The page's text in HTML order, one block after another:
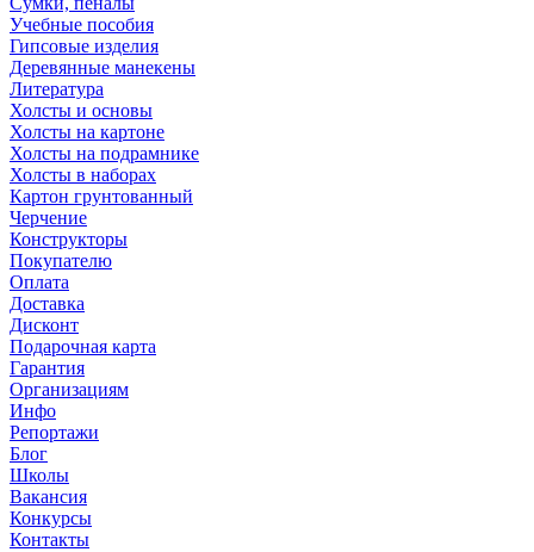
Учебные пособия
Гипсовые изделия
Деревянные манекены
Литература
Холсты и основы
Холсты на картоне
Холсты на подрамнике
Холсты в наборах
Картон грунтованный
Черчение
Конструкторы
Покупателю
Оплата
Доставка
Дисконт
Подарочная карта
Гарантия
Организациям
Инфо
Репортажи
Блог
Школы
Вакансия
Конкурсы
Контакты